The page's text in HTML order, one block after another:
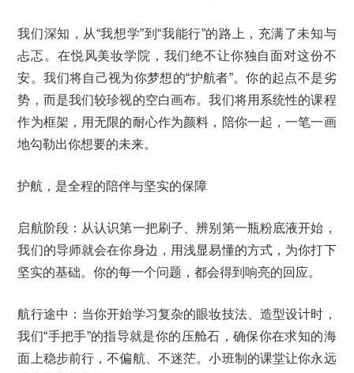
我们深知，从“我想学”到“我能行”的路上，充满了未知与
忐忑。在悦风美妆学院，我们绝不让你独自面对这份不
安。我们将自己视为你梦想的“护航者”。你的起点不是劣
势，而是我们较珍视的空白画布。我们将用系统性的课程
作为框架，用无限的耐心作为颜料，陪你一起，一笔一画
地勾勒出你想要的未来。
护航，是全程的陪伴与坚实的保障
启航阶段：从认识第一把刷子、辨别第一瓶粉底液开始，
我们的导师就会在你身边，用浅显易懂的方式，为你打下
坚实的基础。你的每一个问题，都会得到响亮的回应。
航行途中：当你开始学习复杂的眼妆技法、造型设计时，
我们“手把手”的指导就是你的压舱石，确保你在求知的海
面上稳步前行，不偏航、不迷茫。小班制的课堂让你永远